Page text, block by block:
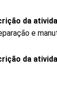
da
e
da